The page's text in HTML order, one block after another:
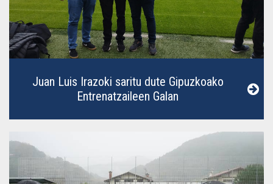
Juan Luis Irazoki saritu dute Gipuzkoako
Entrenatzaileen Galan